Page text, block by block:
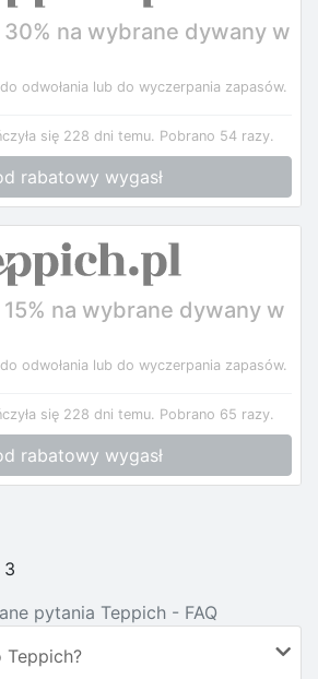
na wybrane dywany w
odwołania lub do wyczerpania zapasów.
się 228 dni temu. Pobrano 54 razy.
rabatowy wygasł
na wybrane dywany w
odwołania lub do wyczerpania zapasów.
się 228 dni temu. Pobrano 65 razy.
rabatowy wygasł
3
pytania Teppich - FAQ
Teppich?